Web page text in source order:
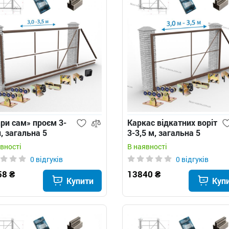
сам» проєм 3-
загальна 5
з трикутним
- відкатні
0 відгуків
₴
Купити
Каркас відкатних воріт
3-3,5 м, загальна 5
метрів з трикутним
хвостовиком
В наявності
0 відгуків
13840 ₴